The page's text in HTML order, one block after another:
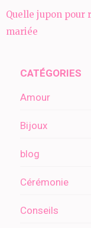
Navigation
de
Quelle jupon pour
mariée
CATÉGORIES
Amour
Bijoux
blog
Cérémonie
Conseils